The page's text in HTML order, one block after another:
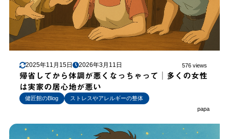
2025年11月15日 2026年3月11日 576 views
帰省してから体調が悪くなっちゃって│多くの女性
は実家の居心地が悪い
健匠館のBlog
ストレスやアレルギーの整体
papa